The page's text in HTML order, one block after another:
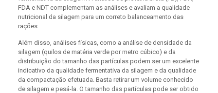
FDA e NDT complementam as análises e avaliam a qualidade
nutricional da silagem para um correto balanceamento das
rações.
Além disso, análises físicas, como a análise de densidade da
silagem (quilos de matéria verde por metro cúbico) e da
distribuição do tamanho das partículas podem ser um excelente
indicativo da qualidade fermentativa da silagem e da qualidade
da compactação efetuada. Basta retirar um volume conhecido
de silagem e pesá-la. O tamanho das partículas pode ser obtido